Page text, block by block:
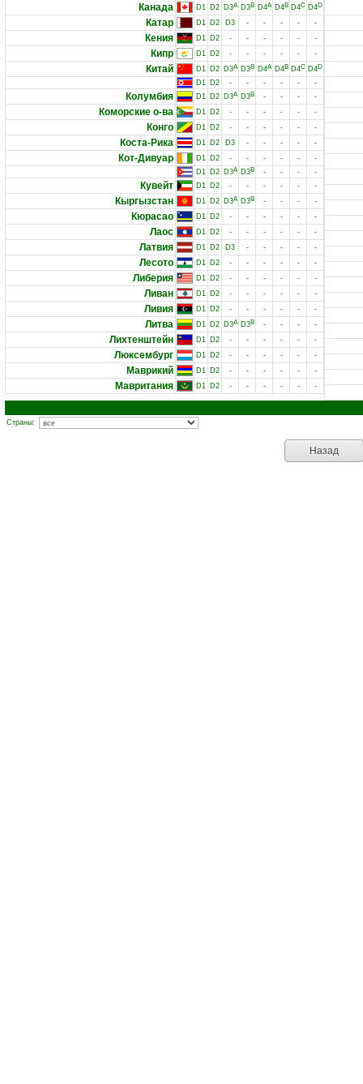
Канада D1 D2 D3A D3B D4A D4B D4C D4D
Катар D1 D2 D3 - - - - -
Кения D1 D2 - - - - - -
Кипр D1 D2 - - - - - -
Китай D1 D2 D3A D3B D4A D4B D4C D4D
D1 D2 - - - - - -
Колумбия D1 D2 D3A D3B - - - -
Коморские о-ва D1 D2 - - - - - -
Конго D1 D2 - - - - - -
Коста-Рика D1 D2 D3 - - - - -
Кот-Дивуар D1 D2 - - - - -
-
D1 D2 D3A D3B - - - -
Кувейт D1 D2 - - - - - -
Кыргызстан D1 D2 D3A D3B - - - -
Кюрасао D1 D2 - - - - - -
Лаос D1 D2 - - - - - -
Латвия D1 D2 D3 - - - - -
Лесото D1 D2 - - - - - -
Либерия D1 D2 - - - - - -
Ливан D1 D2 - - - - - -
Ливия D1 D2 - - - - - -
Литва D1 D2 D3A D3B - - - -
Лихтенштейн D1 D2 - - - - - -
Люксембург D1 D2 - - - - - -
Маврикий D1 D2 - - - - - -
Мавритания D1 D2 - - - - - -
Страны:
Назад